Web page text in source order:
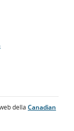
della Canadian